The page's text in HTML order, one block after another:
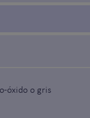
óxido o gris